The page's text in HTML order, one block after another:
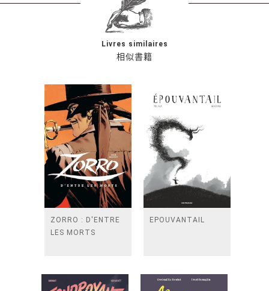
相似書籍
Livres similaires
ZORRO : D'ENTRE
LES MORTS
EPOUVANTAIL